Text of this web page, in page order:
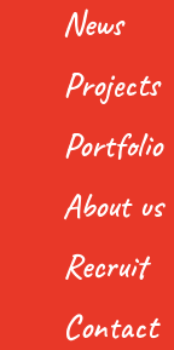
News
Projects
Portfolio
About us
Recruit
Contact